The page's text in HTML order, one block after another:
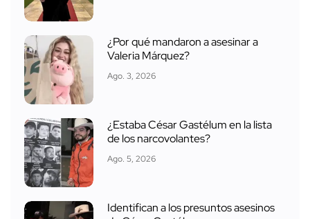
¿Por qué mandaron a asesinar a
Valeria Márquez?
Ago. 3, 2026
¿Estaba César Gastélum en la lista
de los narcovolantes?
Ago. 5, 2026
Identifican a los presuntos asesinos